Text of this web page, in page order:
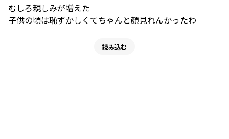
むしろ親しみが増えた
子供の頃は恥ずかしくてちゃんと顔見れんかったわ
読み込む